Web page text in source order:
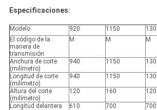
Especificaciones:
Modelo 920 1150
El código de la
manera de
transmisión
M M M
Anchura de corte
(milímetro)
940 1150
Longitud de corte
(milímetro)
940 1150
Altura del corte
(milímetro)
120 160 120
Longitud delantera
610 700 700